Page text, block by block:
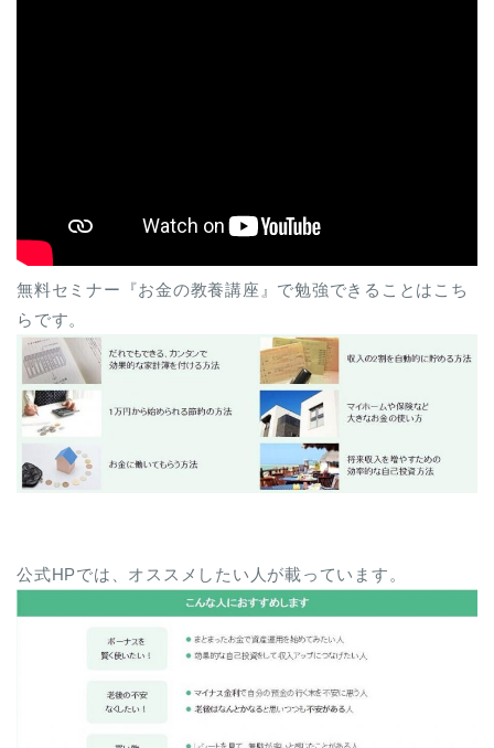
無料セミナー『お金の教養講座』で勉強できることはこち
らです。
公式HPでは、オススメしたい人が載っています。